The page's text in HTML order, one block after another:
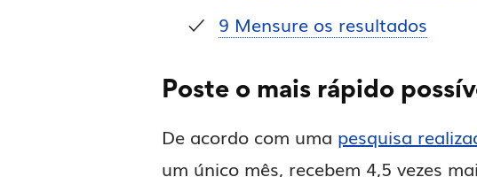
9 Mensure os resultados
Poste o mais rápido
De acordo com uma pesquisa
um único mês, recebem 4,5 vezes